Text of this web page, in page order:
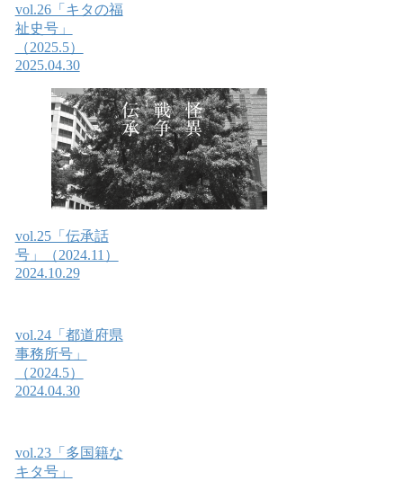
vol.26「キタの福
祉史号」
（2025.5）
2025.04.30
vol.25「伝承話
号」（2024.11）
2024.10.29
vol.24「都道府県
事務所号」
（2024.5）
2024.04.30
vol.23「多国籍な
キタ号」